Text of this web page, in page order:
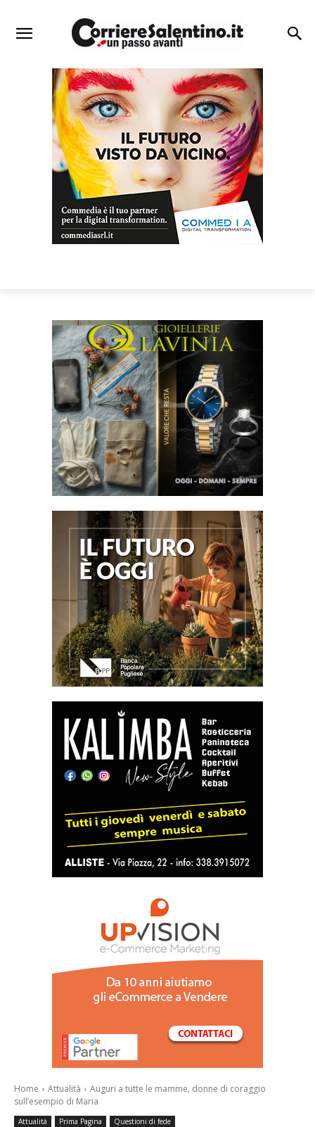
Home
Attualità
Auguri a tutte le mamme, donne di coraggio
sull’esempio di Maria
Attualità Prima Pagina Questioni di fede